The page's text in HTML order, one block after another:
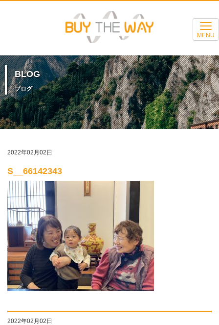
MENU
BLOG
ブログ
2022年02月02日
S__66142343
2022年02月02日